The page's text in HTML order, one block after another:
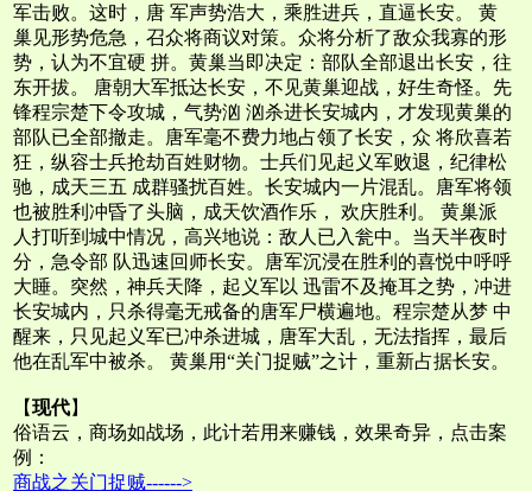
军击败。这时，唐 军声势浩大，乘胜进兵，直逼长安。 黄
巢见形势危急，召众将商议对策。众将分析了敌众我寡的形
势，认为不宜硬 拼。黄巢当即决定：部队全部退出长安，往
东开拔。 唐朝大军抵达长安，不见黄巢迎战，好生奇怪。先
锋程宗楚下令攻城，气势汹 汹杀进长安城内，才发现黄巢的
部队已全部撤走。唐军毫不费力地占领了长安，众 将欣喜若
狂，纵容士兵抢劫百姓财物。士兵们见起义军败退，纪律松
驰，成天三五 成群骚扰百姓。长安城内一片混乱。唐军将领
也被胜利冲昏了头脑，成天饮酒作乐， 欢庆胜利。 黄巢派
人打听到城中情况，高兴地说：敌人已入瓮中。当天半夜时
分，急令部 队迅速回师长安。唐军沉浸在胜利的喜悦中呼呼
大睡。突然，神兵天降，起义军以 迅雷不及掩耳之势，冲进
长安城内，只杀得毫无戒备的唐军尸横遍地。程宗楚从梦 中
醒来，只见起义军已冲杀进城，唐军大乱，无法指挥，最后
他在乱军中被杀。 黄巢用“关门捉贼”之计，重新占据长安。
【现代】
俗语云，商场如战场，此计若用来赚钱，效果奇异，点击案
例：
商战之关门捉贼------>